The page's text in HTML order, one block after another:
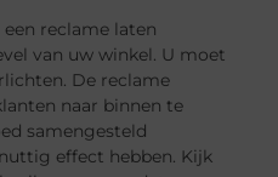
reclame laten
van uw winkel. U moet
De reclame
naar binnen te
samengesteld
effect hebben. Kijk